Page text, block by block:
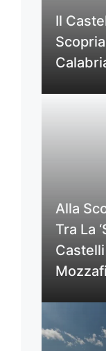
Il
Alla
Tra La